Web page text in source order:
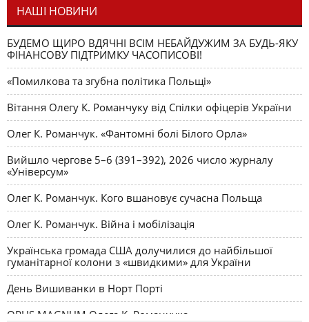
НАШІ НОВИНИ
БУДЕМО ЩИРО ВДЯЧНІ ВСІМ НЕБАЙДУЖИМ ЗА БУДЬ-ЯКУ
ФІНАНСОВУ ПІДТРИМКУ ЧАСОПИСОВІ!
«Помилкова та згубна політика Польщі»
Вітання Олегу К. Романчуку від Спілки офіцерів України
Олег К. Романчук. «Фантомні болі Білого Орла»
Вийшло чергове 5–6 (391–392), 2026 число журналу
«Універсум»
Олег К. Романчук. Кого вшановує сучасна Польща
Олег К. Романчук. Війна і мобілізація
Українська громада США долучилися до найбільшої
гуманітарної колони з «швидкими» для України
День Вишиванки в Норт Порті
OPUS MAGNUM Олега К. Романчука